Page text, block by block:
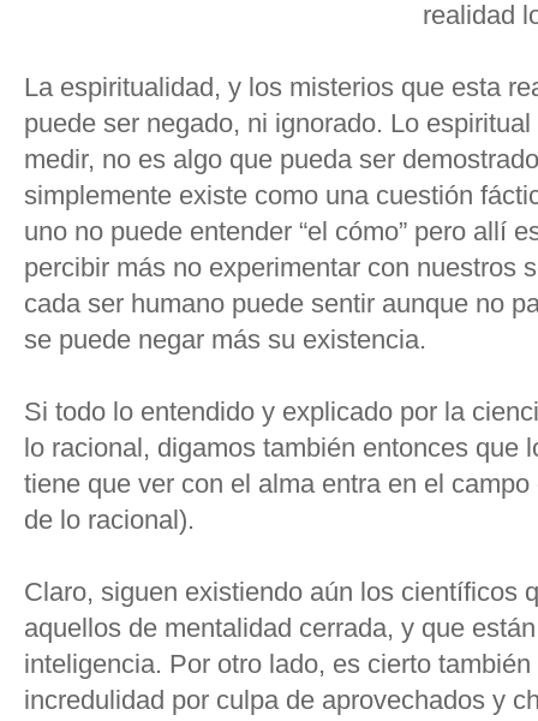
realidad
La espiritualidad, y los misterios que esta
puede ser negado, ni ignorado. Lo
medir, no es algo que pueda ser
simplemente existe como una cuestión
uno no puede entender “el cómo” pero allí
percibir más no experimentar con nuestros
cada ser humano puede sentir aunque no
se puede negar más su existencia.
Si todo lo entendido y explicado por la
lo racional, digamos también entonces que
tiene que ver con el alma entra en el
de lo racional).
Claro, siguen existiendo aún los científicos
aquellos de mentalidad cerrada, y que
inteligencia. Por otro lado, es cierto
incredulidad por culpa de aprovechados y